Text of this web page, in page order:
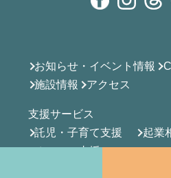
お知らせ・イベント情報
施設情報
アクセス
支援サービス
託児・子育て支援
起業
オフィス支援